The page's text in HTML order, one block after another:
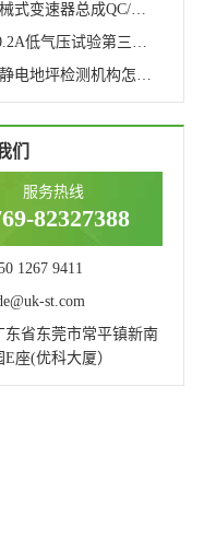
式变速器总成QC/…
低气压试验第三…
电地坪检测机构怎…
们
服务热线
82327388
1267 9411
st.com
东省东莞市常平镇新南
座(优科大厦）